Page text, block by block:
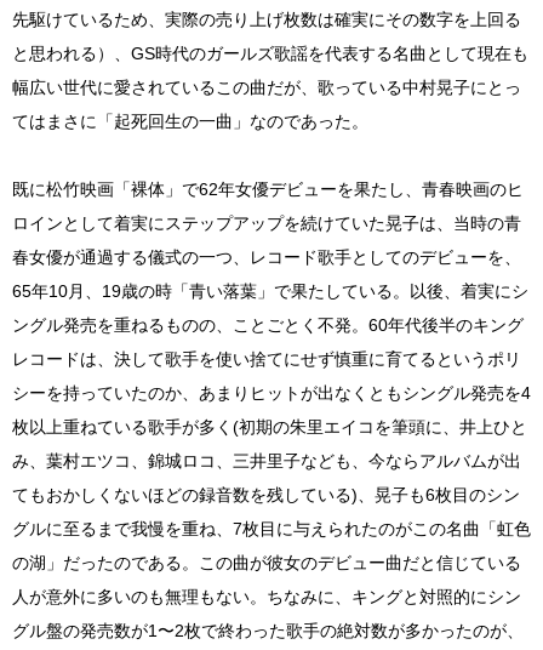
先駆けているため、実際の売り上げ枚数は確実にその数字を上回る
と思われる）、GS時代のガールズ歌謡を代表する名曲として現在も
幅広い世代に愛されているこの曲だが、歌っている中村晃子にとっ
てはまさに「起死回生の一曲」なのであった。
既に松竹映画「裸体」で62年女優デビューを果たし、青春映画のヒ
ロインとして着実にステップアップを続けていた晃子は、当時の青
春女優が通過する儀式の一つ、レコード歌手としてのデビューを、
65年10月、19歳の時「青い落葉」で果たしている。以後、着実にシ
ングル発売を重ねるものの、ことごとく不発。60年代後半のキング
レコードは、決して歌手を使い捨てにせず慎重に育てるというポリ
シーを持っていたのか、あまりヒットが出なくともシングル発売を4
枚以上重ねている歌手が多く(初期の朱里エイコを筆頭に、井上ひと
み、葉村エツコ、錦城ロコ、三井里子なども、今ならアルバムが出
てもおかしくないほどの録音数を残している)、晃子も6枚目のシン
グルに至るまで我慢を重ね、7枚目に与えられたのがこの名曲「虹色
の湖」だったのである。この曲が彼女のデビュー曲だと信じている
人が意外に多いのも無理もない。ちなみに、キングと対照的にシン
グル盤の発売数が1〜2枚で終わった歌手の絶対数が多かったのが、